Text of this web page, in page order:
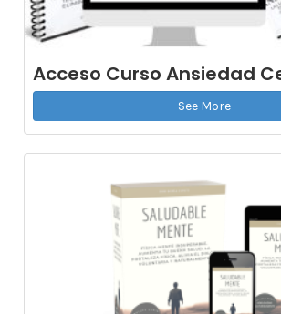
Acceso Curso Ansiedad
See More